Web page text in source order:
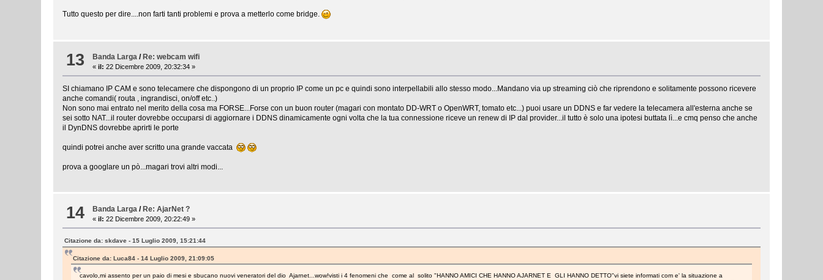
Tutto questo per dire....non farti tanti problemi e prova a metterlo come bridge.
13 Banda Larga /Re: webcam wifi
«il: 22 Dicembre 2009, 20:32:34 »
SI chiamano IP CAM e sono telecamere che dispongono di un proprio IP come un pc e quindi sono interpellabili allo stesso modo...Mandano via up streaming ciò che riprendono e solitamente possono ricevere
anche comandi( routa , ingrandisci, on/off etc..)
Non sono mai entrato nel merito della cosa ma FORSE...Forse con un buon router (magari con montato DD-WRT o OpenWRT, tomato etc...) puoi usare un DDNS e far vedere la telecamera all'esterna anche se
sei sotto NAT...il router dovrebbe occuparsi di aggiornare i DDNS dinamicamente ogni volta che la tua connessione riceve un renew di IP dal provider...il tutto è solo una ipotesi buttata lì...e cmq penso che anche
il DynDNS dovrebbe aprirti le porte
quindi potrei anche aver scritto una grande vaccata
prova a googlare un pò...magari trovi altri modi...
14 Banda Larga / Re: AjarNet ?
«il: 22 Dicembre 2009, 20:22:49 »
Citazione da: skdave - 15 Luglio 2009, 15:21:44
Citazione da: Luca84 - 14 Luglio 2009, 21:09:05
cavolo,mi assento per un paio di mesi e sbucano nuovi veneratori del dio Ajarnet...wow!visti i 4 fenomeni che come al solito "HANNO AMICI CHE HANNO AJARNET E GLI HANNO DETTO"vi siete informati com e' la situazione a